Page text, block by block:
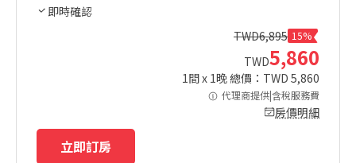
即時確認
TWD6,895 15%
TWD5,860
1間 x 1晚 總價：TWD 5,860
代理商提供|含稅服務費
房價明細
立即訂房